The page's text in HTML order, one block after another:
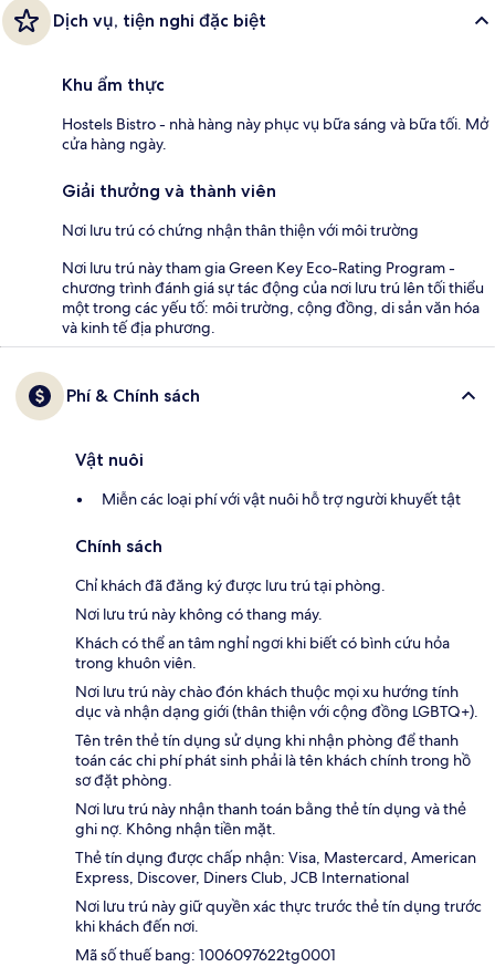
Dịch vụ, tiện nghi đặc biệt
Khu ẩm thực
Hostels Bistro - nhà hàng này phục vụ bữa sáng và bữa tối. Mở
cửa hàng ngày.
Giải thưởng và thành viên
Nơi lưu trú có chứng nhận thân thiện với môi trường
Nơi lưu trú này tham gia Green Key Eco-Rating Program -
chương trình đánh giá sự tác động của nơi lưu trú lên tối thiểu
một trong các yếu tố: môi trường, cộng đồng, di sản văn hóa
và kinh tế địa phương.
Phí & Chính sách
Vật nuôi
Miễn các loại phí với vật nuôi hỗ trợ người khuyết tật
Chính sách
Chỉ khách đã đăng ký được lưu trú tại phòng.
Nơi lưu trú này không có thang máy.
Khách có thể an tâm nghỉ ngơi khi biết có bình cứu hỏa
trong khuôn viên.
Nơi lưu trú này chào đón khách thuộc mọi xu hướng tính
dục và nhận dạng giới (thân thiện với cộng đồng LGBTQ+).
Tên trên thẻ tín dụng sử dụng khi nhận phòng để thanh
toán các chi phí phát sinh phải là tên khách chính trong hồ
sơ đặt phòng.
Nơi lưu trú này nhận thanh toán bằng thẻ tín dụng và thẻ
ghi nợ. Không nhận tiền mặt.
Thẻ tín dụng được chấp nhận: Visa, Mastercard, American
Express, Discover, Diners Club, JCB International
Nơi lưu trú này giữ quyền xác thực trước thẻ tín dụng trước
khi khách đến nơi.
Mã số thuế bang: 1006097622tg0001